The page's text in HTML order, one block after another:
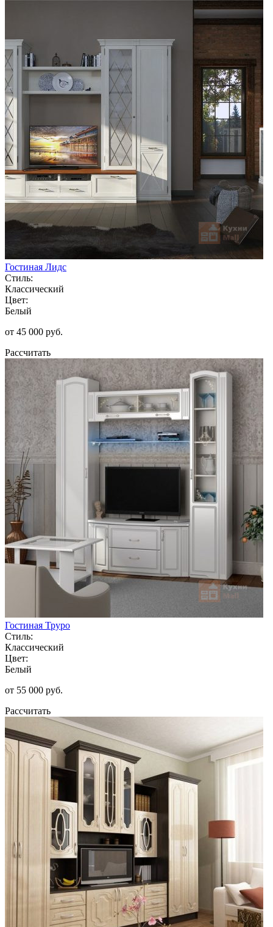
Гостиная Лидс
Стиль:
Классический
Цвет:
Белый
от 45 000 руб.
Рассчитать
Гостиная Труро
Стиль:
Классический
Цвет:
Белый
от 55 000 руб.
Рассчитать